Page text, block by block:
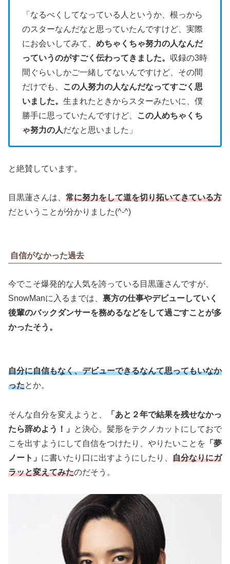
「なるべくしてなっている人というか、根っから
のスターなんだなと思っていたんですけど、実際
にお会いしてみて、 めちゃくちゃ努力の人なんだ
っていうのがすごく伝わってきました。 収録の3時
間ぐらいしかご一緒してないんですけど、その間
だけでも、
この人努力の人なんだなってすごく思
いました。 生まれたときからスターみたいに、僕
勝手に思っていたんですけど、
この人めちゃくち
ゃ努力の人だなと思いました」
と絶賛しています。
目黒蓮さんは、 常に努力をして道を切り拓いてきている方
だということが分かりました(^-^)
自信がなかった過去
今でこそ爆発的な人気を誇っている目黒蓮さんですが、
SnowManに入るまでは、 裏方の仕事やデビューしていく
後輩のバックダンサーを務めるなどをして過ごすことが多
かったそう。
自分に自信もなく、デビューできるなんて思ってもいなか
ったとか。
そんな自分を変えようと、
「あと２年で結果を残せなかっ
たら辞めよう！」
と決心。髪形をテクノカットにしておで
こを出すようにして自信をつけたり、やりたいことを 「夢
ノート」 に書いたり口に出すようにしたり、 自分なりにガ
ラッと変えてみたのだそう。